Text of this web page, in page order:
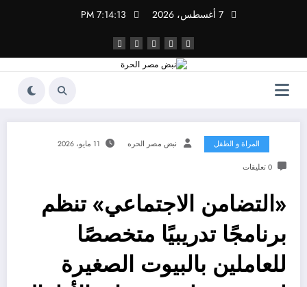
7 أغسطس، 2026 7:14:13 PM
المراة و الطفل نبض مصر الحره 11 مايو، 2026
0 تعليقات
«التضامن الاجتماعي» تنظم
برنامجًا تدريبيًا متخصصًا
للعاملين بالبيوت الصغيرة